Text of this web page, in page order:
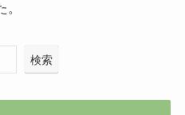
検索